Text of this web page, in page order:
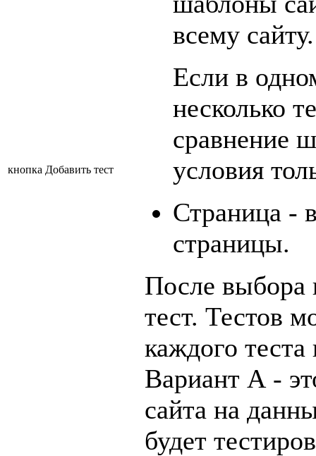
кнопка Добавить тест
всему сайту.
Если в
несколько
сравнение
условия
Страница -
страницы.
После выбора
тест. Тестов
каждого
Вариант А -
сайта на
будет